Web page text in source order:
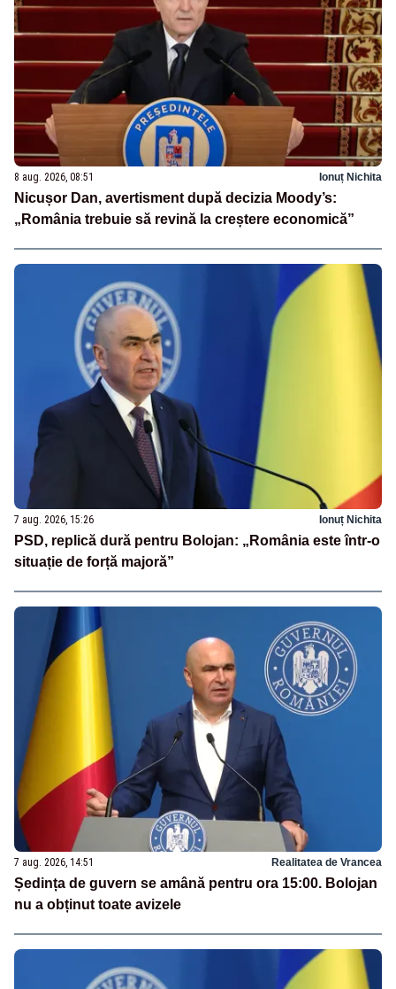
8 aug. 2026, 08:51 Ionuț Nichita
Nicușor Dan, avertisment după decizia Moody’s:
„România trebuie să revină la creștere economică”
7 aug. 2026, 15:26 Ionuț Nichita
PSD, replică dură pentru Bolojan: „România este într-o
situație de forță majoră”
7 aug. 2026, 14:51 Realitatea de Vrancea
Ședința de guvern se amână pentru ora 15:00. Bolojan
nu a obținut toate avizele